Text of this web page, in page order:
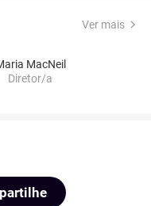
Ver mais
MacNeil
Diretor/a